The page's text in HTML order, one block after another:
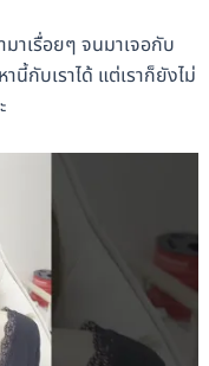
าเรื่อยๆ จนมาเจอกับ
กับเราได้ แต่เราก็ยังไม่